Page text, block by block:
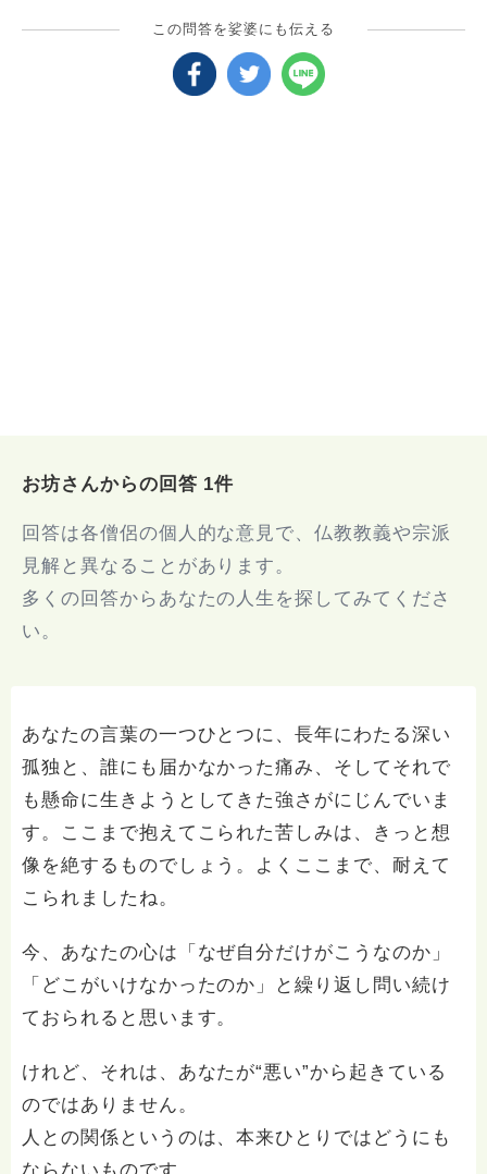
この問答を娑婆にも伝える
お坊さんからの回答 1件
回答は各僧侶の個人的な意見で、仏教教義や宗派
見解と異なることがあります。
多くの回答からあなたの人生を探してみてくださ
い。
あなたの言葉の一つひとつに、長年にわたる深い
孤独と、誰にも届かなかった痛み、そしてそれで
も懸命に生きようとしてきた強さがにじんでいま
す。ここまで抱えてこられた苦しみは、きっと想
像を絶するものでしょう。よくここまで、耐えて
こられましたね。
今、あなたの心は「なぜ自分だけがこうなのか」
「どこがいけなかったのか」と繰り返し問い続け
ておられると思います。
けれど、それは、あなたが“悪い”から起きている
のではありません。
人との関係というのは、本来ひとりではどうにも